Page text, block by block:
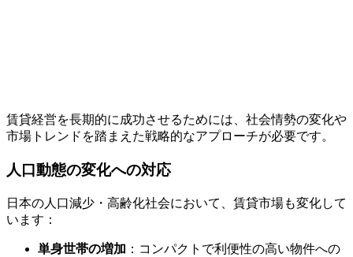
賃貸経営を長期的に成功させるためには、社会情勢の変化や
市場トレンドを踏まえた戦略的なアプローチが必要です。
人口動態の変化への対応
日本の人口減少・高齢化社会において、賃貸市場も変化して
います：
単身世帯の増加 ：コンパクトで利便性の高い物件への